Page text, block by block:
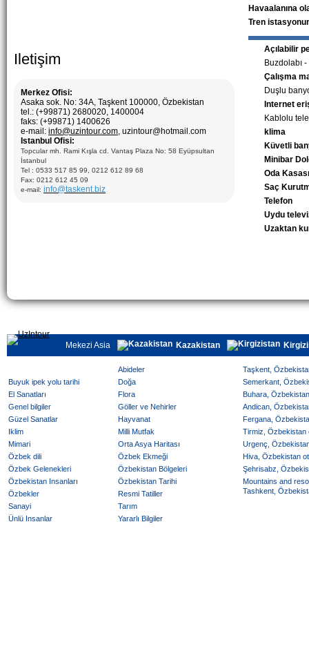
Iletişim
Merkez Ofisi:
Asaka sok. No: 34A, Taşkent 100000, Özbekistan
tel.: (+99871) 2680020, 1400004
faks: (+99871) 1400626
e-mail: info@uzintour.com, uzintour@hotmail.com
Istanbul Ofisi:
Topcular mh. Rami Kışla cd. Vantaş Plaza No: 58 Eyüpsultan
İstanbul
Tel : 0533 517 85 99, 0212 612 89 68
Fax: 0212 612 45 09
e-mail: info@taskent.biz
Havaalanına
Tren
Açılabilir
Buzdolabı
Çalışma
Duşlu
Internet
Kablolu
klima
Küvetli
Minibar
Oda Kasası
Saç
Telefon
Uydu
Uzaktan
Mekezi Asia Kazakistan
Abideler
Buyuk ipek yolu tarihi
Doğa
El Sanatları
Flora
Genel bilgiler
Göller ve Nehirler
Güzel Sanatlar
Hayvanat
Iklim
Milli Mutfak
Mimari
Orta Asya Haritası
Özbek dili
Özbek Ekmeği
Özbek Gelenekleri
Özbekistan Bölgeleri
Özbekistan Insanları
Özbekistan Tarihi
Özbekler
Resmi Tatiller
Sanayi
Tarım
Ünlü Insanlar
Yararlı Bilgiler
Taşkent,
Semerkant,
Buhara,
Andican,
Fergana,
Tirmiz, Özbekistan
Urgenç,
Hiva, Özbekistan
Şehrisabz,
Mountains and
Tashkent,